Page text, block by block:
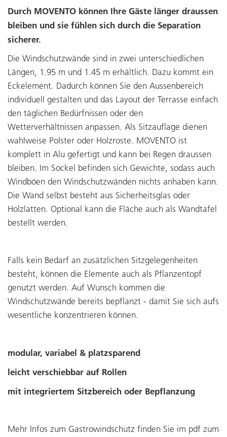
Durch MOVENTO können Ihre Gäste länger draussen
bleiben und sie fühlen sich durch die Separation
sicherer.
Die Windschutzwände sind in zwei unterschiedlichen
Längen, 1.95 m und 1.45 m erhältlich. Dazu kommt ein
Eckelement. Dadurch können Sie den Aussenbereich
individuell gestalten und das Layout der Terrasse einfach
den täglichen Bedürfnissen oder den
Wetterverhältnissen anpassen. Als Sitzauflage dienen
wahlweise Polster oder Holzroste. MOVENTO ist
komplett in Alu gefertigt und kann bei Regen draussen
bleiben. Im Sockel befinden sich Gewichte, sodass auch
Windböen den Windschutzwänden nichts anhaben kann.
Die Wand selbst besteht aus Sicherheitsglas oder
Holzlatten. Optional kann die Fläche auch als Wandtafel
bestellt werden.
Falls kein Bedarf an zusätzlichen Sitzgelegenheiten
besteht, können die Elemente auch als Pflanzentopf
genutzt werden. Auf Wunsch kommen die
Windschutzwände bereits bepflanzt - damit Sie sich aufs
wesentliche konzentrieren können.
modular, variabel & platzsparend
leicht verschiebbar auf Rollen
mit integriertem Sitzbereich oder Bepflanzung
Mehr Infos zum Gastrowindschutz finden Sie im pdf zum